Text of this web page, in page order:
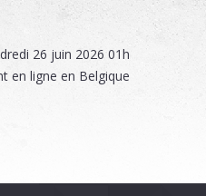
26 juin 2026 01h
en ligne en Belgique